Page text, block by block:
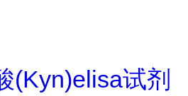
(Kyn)elisa试剂